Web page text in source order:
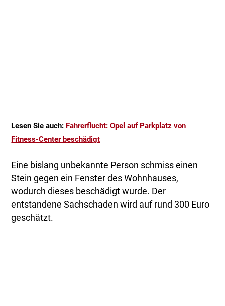
Lesen Sie auch: Fahrerflucht: Opel auf Parkplatz von
Fitness-Center beschädigt
Eine bislang unbekannte Person schmiss einen
Stein gegen ein Fenster des Wohnhauses,
wodurch dieses beschädigt wurde. Der
entstandene Sachschaden wird auf rund 300 Euro
geschätzt.